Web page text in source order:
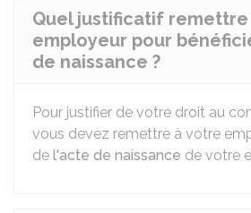
Quel justificatif remettre
employeur pour
de naissance ?
Pour justifier de votre droit au
vous devez remettre à votre
de l'acte de naissance de votre